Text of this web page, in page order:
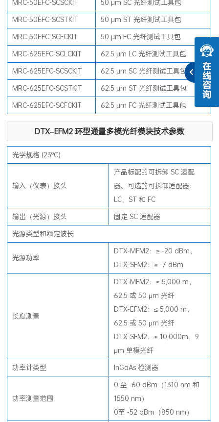
MRC-50EFC-SCSCKIT
50 µm SC 光纤测试工具包
MRC-50EFC-SCSTKIT
50 µm ST 光纤测试工具包
MRC-50EFC-SCFCKIT
50 µm FC 光纤测试工具包
MRC-625EFC-SCLCKIT
62.5 µm LC 光纤测试工具包
MRC-625EFC-SCSCKIT
62.5 µm SC 光纤测试工具包
MRC-625EFC-SCSTKIT
62.5 µm ST 光纤测试工具包
MRC-625EFC-SCFCKIT
62.5 µm FC 光纤测试工具包
DTX–EFM2环型通量多模光纤模块技术参数
光学规格 (23ºC)
输入（仪表）接头
产品标配的可拆卸 SC 适配
器。可选的可拆卸适配器：
LC、ST 和 FC
输出（光源）接头
固定 SC 适配器
光源类型和额定波长
光源功率
DTX-MFM2：≥ -20 dBm，
DTX-SFM2：≥ -7 dBm
长度测量
DTX-MFM2：≤ 5,000 m，
62.5 或 50 μm 光纤
DTX-EFM2：≤ 5,000 m，
62.5 或 50 μm 光纤
DTX-SFM2：≤ 10,000m，9
μm 单模光纤
功率计类型
InGaAs 检测器
功率测量范围
0 至 -60 dBm（1310 nm 和
1550 nm）
0至 -52 dBm（850 nm）